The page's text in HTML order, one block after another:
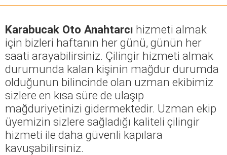
Karabucak Oto Anahtarcı hizmeti almak
için bizleri haftanın her günü, günün her
saati arayabilirsiniz. Çilingir hizmeti almak
durumunda kalan kişinin mağdur durumda
olduğunun bilincinde olan uzman ekibimiz
sizlere en kısa süre de ulaşıp
mağduriyetinizi gidermektedir. Uzman ekip
üyemizin sizlere sağladığı kaliteli çilingir
hizmeti ile daha güvenli kapılara
kavuşabilirsiniz.